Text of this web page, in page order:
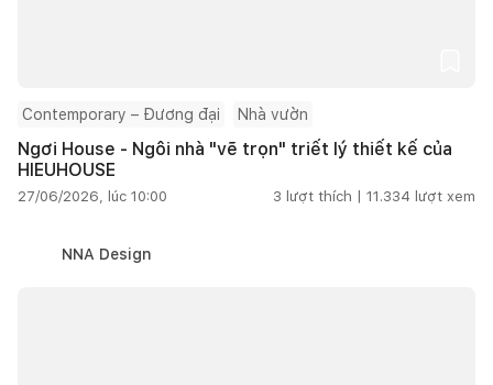
Contemporary – Đương đại Nhà vườn
Ngơi House - Ngôi nhà "vẽ trọn" triết lý thiết kế của
HIEUHOUSE
27/06/2026, lúc 10:00 3 lượt thích | 11.334 lượt xem
NNA Design